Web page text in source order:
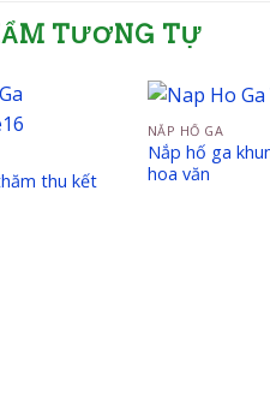
TƯƠNG TỰ
thu kết
NẮP HỐ GA
Nắp hố ga
hoa văn